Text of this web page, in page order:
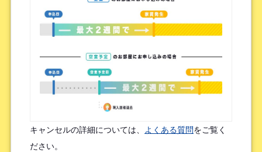
Zoom
キャンセルの詳細については、 よくある質問をご覧く
ださい。